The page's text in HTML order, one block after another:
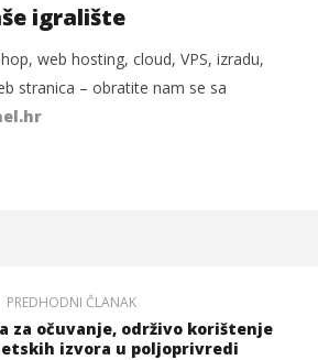
igralište
web hosting, cloud, VPS, izradu,
stranica – obratite nam se sa
PREDHODNI ČLANAK
za očuvanje, održivo korištenje
izvora u poljoprivredi